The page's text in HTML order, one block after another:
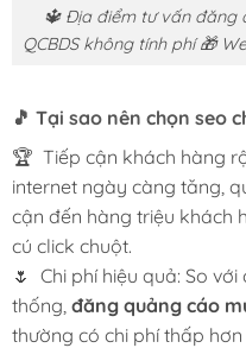
🔱 Địa điểm tư vấn đăng
QCBDS không tính phí 🎁
🎵 Tại sao nên chọn seo
🏆 Tiếp cận khách hàng
internet ngày càng tăng,
cận đến hàng triệu khách
cú click chuột.
🌷 Chi phí hiệu quả: So
thống, đăng quảng cáo
thường có chi phí thấp